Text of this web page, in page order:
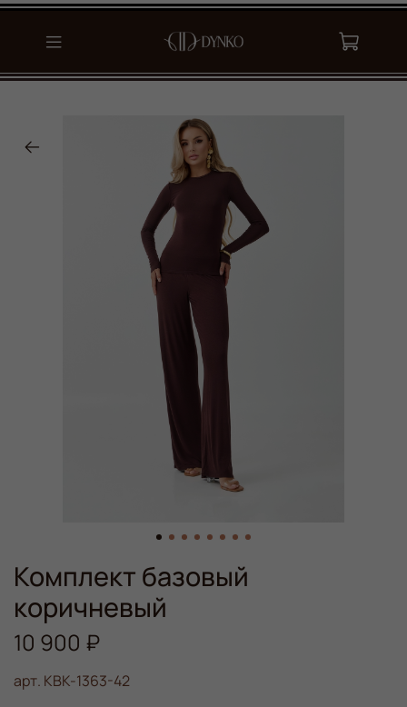
арт. KBK-1363-42
Комплект базовый
коричневый
10 900 ₽